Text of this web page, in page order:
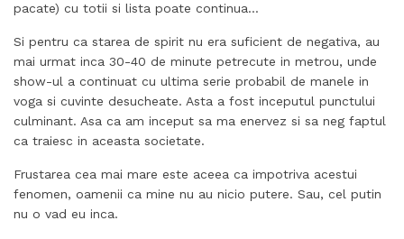
pacate) cu totii si lista poate continua…
Si pentru ca starea de spirit nu era suficient de negativa, au
mai urmat inca 30-40 de minute petrecute in metrou, unde
show-ul a continuat cu ultima serie probabil de manele in
voga si cuvinte desucheate. Asta a fost inceputul punctului
culminant. Asa ca am inceput sa ma enervez si sa neg faptul
ca traiesc in aceasta societate.
Frustarea cea mai mare este aceea ca impotriva acestui
fenomen, oamenii ca mine nu au nicio putere. Sau, cel putin
nu o vad eu inca.